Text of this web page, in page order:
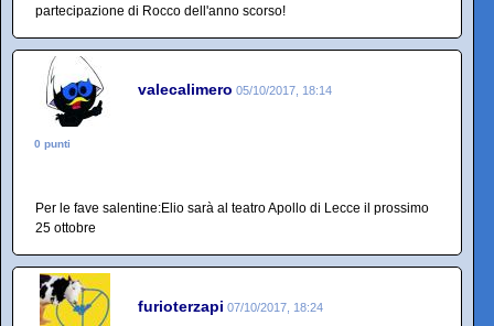
partecipazione di Rocco dell'anno scorso!
valecalimero 05/10/2017, 18:14
0 punti
Per le fave salentine:Elio sarà al teatro Apollo di Lecce il prossimo
25 ottobre
furioterzapi 07/10/2017, 18:24